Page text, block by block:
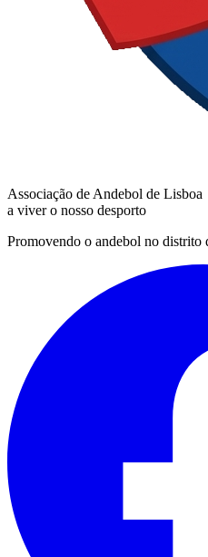
Associação de Andebol de Lisboa
a viver o nosso desporto
Promovendo o andebol no distrito